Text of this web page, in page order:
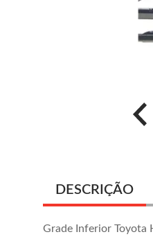
DESCRIÇÃO
Grade Inferior Toyota